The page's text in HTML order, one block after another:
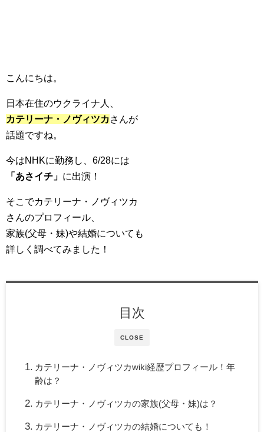
こんにちは。
日本在住のウクライナ人、
カテリーナ・ノヴィツカさんが
話題ですね。
今はNHKに勤務し、6/28には
「あさイチ」 に出演！
そこでカテリーナ・ノヴィツカ
さんのプロフィール、
家族(父母・妹)や結婚についても
詳しく調べてみました！
CLOSE
目次
カテリーナ・ノヴィツカwiki経歴プロフィール！年
齢は？
カテリーナ・ノヴィツカの家族(父母・妹)は？
カテリーナ・ノヴィツカの結婚についても！